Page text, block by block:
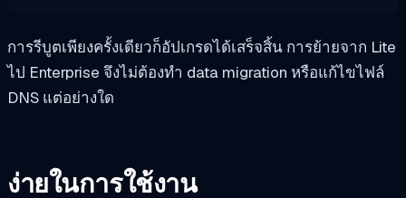
การรีบูตเพียงครั้งเดียวก็อัปเกรดได้เสร็จสิ้น การย้ายจาก Lite
ไป Enterprise จึงไม่ต้องทำ data migration หรือแก้ไขไฟล์
DNS แต่อย่างใด
ง่ายในการใช้งาน